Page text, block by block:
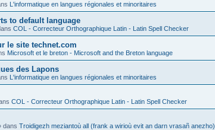
L'informatique en langues régionales et minoritaires
to default language
COL - Correcteur Orthographique Latin - Latin Spell Checker
le site technet.com
Microsoft et le breton - Microsoft and the Breton language
des Lapons
L'informatique en langues régionales et minoritaires
COL - Correcteur Orthographique Latin - Latin Spell Checker
dans Troidigezh meziantoù all (frank a wirioù evit an darn vrasañ anezho)